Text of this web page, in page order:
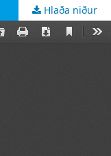
Hlaða niður